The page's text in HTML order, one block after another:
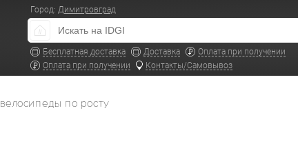
Город: Димитровград
Бесплатная доставка Доставка
Оплата при получении
Оплата при получении
Контакты/Самовывоз
велосипеды по росту